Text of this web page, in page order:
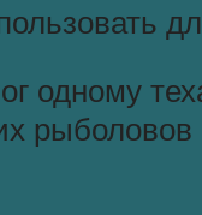
одному